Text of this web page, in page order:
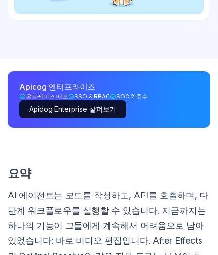
Apidog 엔터프라이즈
온프레미스 배포 SSO & RBAC SOC 2 준수
Apidog Enterprise 살펴보기
요약
AI 에이전트는 코드를 작성하고, API를 호출하며, 다
단계 워크플로우를 실행할 수 있습니다. 지금까지는
하나의 기능이 그들에게 계속해서 어려움으로 남아
있었습니다: 바로 비디오 편집입니다. After Effects